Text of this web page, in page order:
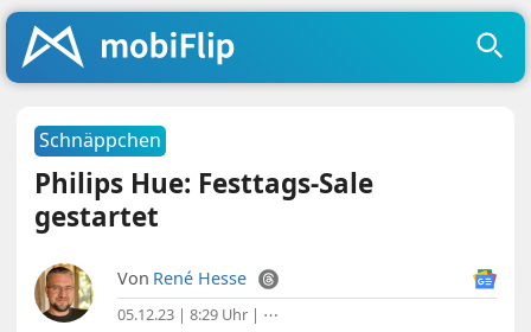
Schnäppchen
Philips Hue: Festtags-Sale
gestartet
Von René Hesse
05.12.23 | 8:29 Uhr | ⋯